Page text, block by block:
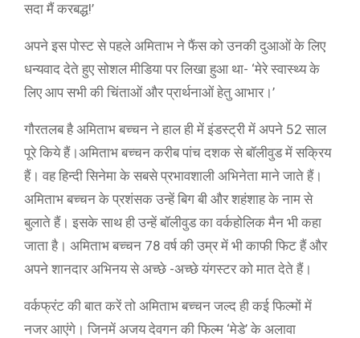
सदा मैं करबद्ध!’
अपने इस पोस्ट से पहले अमिताभ ने फैंस को उनकी दुआओं के लिए
धन्यवाद देते हुए सोशल मीडिया पर लिखा हुआ था- ‘मेरे स्वास्थ्य के
लिए आप सभी की चिंताओं और प्रार्थनाओं हेतु आभार।’
गौरतलब है अमिताभ बच्चन ने हाल ही में इंडस्ट्री में अपने 52 साल
पूरे किये हैं।अमिताभ बच्चन करीब पांच दशक से बॉलीवुड में सक्रिय
हैं। वह हिन्दी सिनेमा के सबसे प्रभावशाली अभिनेता माने जाते हैं।
अमिताभ बच्चन के प्रशंसक उन्हें बिग बी और शहंशाह के नाम से
बुलाते हैं। इसके साथ ही उन्हें बॉलीवुड का वर्कहोलिक मैन भी कहा
जाता है। अमिताभ बच्चन 78 वर्ष की उम्र में भी काफी फिट हैं और
अपने शानदार अभिनय से अच्छे -अच्छे यंगस्टर को मात देते हैं।
वर्कफ्रंट की बात करें तो अमिताभ बच्चन जल्द ही कई फिल्मों में
नजर आएंगे। जिनमें अजय देवगन की फिल्म ‘मेडे’ के अलावा